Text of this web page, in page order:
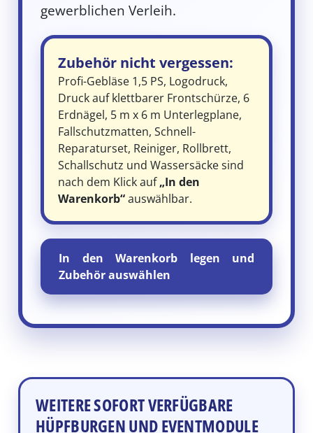
gewerblichen Verleih.
Zubehör nicht vergessen:
Profi-Gebläse 1,5 PS, Logodruck,
Druck auf klettbarer Frontschürze, 6
Erdnägel, 5 m x 6 m Unterlegplane,
Fallschutzmatten, Schnell-
Reparaturset, Reiniger, Rollbrett,
Schallschutz und Wassersäcke sind
nach dem Klick auf„In den
Warenkorb“auswählbar.
In den Warenkorb legen und
Zubehör auswählen
WEITERE SOFORT VERFÜGBARE
HÜPFBURGEN UND EVENTMODULE